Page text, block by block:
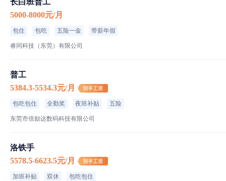
长白班普工
5000-8000元/月
包住 包吃 五险一金 带薪年假
睿同科技（东莞）有限公司
普工
5384.3-5534.3元/月
包吃包住 全勤奖 夜班补贴 五险
东莞市倍励达数码科技有限公司
洛铁手
5578.5-6623.5元/月
加班补贴 双休 包吃包住